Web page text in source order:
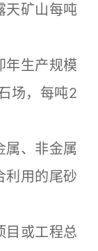
矿山每吨
生产规模
场，每吨2
、非金属
利用的尾砂
或工程总